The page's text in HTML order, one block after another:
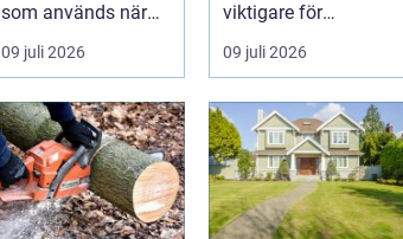
som används när
tungt eller
09 juli 2026
viktigare för
husägare,
gar och ...
09 juli 2026